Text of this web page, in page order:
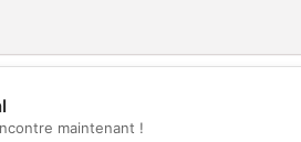
maintenant !